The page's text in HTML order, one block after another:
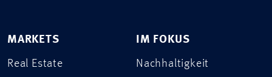
MARKETS
Real Estate
IM FOKUS
Nachhaltigkeit